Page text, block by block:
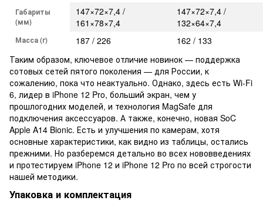
Габариты
(мм)
147×72×7,4 /
161×78×7,4
147×72×7,4 /
132×64×7,4
Масса (г) 187 / 226
162 / 133
Таким образом, ключевое отличие новинок — поддержка
сотовых сетей пятого поколения — для России, к
сожалению, пока что неактуально. Однако, здесь есть Wi-Fi
6, лидер в iPhone 12 Pro, больший экран, чем у
прошлогодних моделей, и технология MagSafe для
подключения аксессуаров. А также, конечно, новая SoC
Apple A14 Bionic. Есть и улучшения по камерам, хотя
основные характеристики, как видно из таблицы, остались
прежними. Но разберемся детально во всех нововведениях
и протестируем iPhone 12 и iPhone 12 Pro по всей строгости
нашей методики.
Упаковка и комплектация